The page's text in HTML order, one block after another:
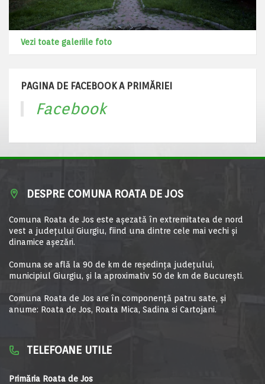
Vezi toate galeriile foto
PAGINA DE FACEBOOK A PRIMĂRIEI
Facebook
DESPRE COMUNA ROATA DE JOS
Comuna Roata de Jos este aşezată în extremitatea de nord
vest a judeţului Giurgiu, fiind una dintre cele mai vechi şi
dinamice aşezări.
Comuna se află la 90 de km de reşedinţa judeţului,
municipiul Giurgiu, şi la aproximativ 50 de km de Bucureşti.
Comuna Roata de Jos are în componență patru sate, și
anume: Roata de Jos, Roata Mica, Sadina si Cartojani.
TELEFOANE UTILE
Primăria Roata de Jos